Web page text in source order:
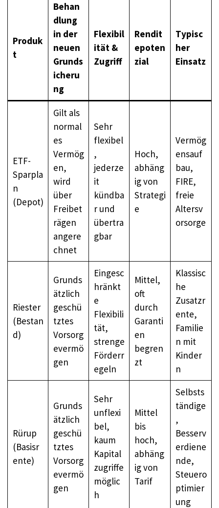
Produk
t
Behan
dlung
in der
neuen
Grunds
icheru
ng
Flexibil
ität &
Zugriff
Rendit
epoten
zial
Typisc
her
Einsatz
ETF-
Sparpla
n
(Depot)
Gilt als
normal
es
Vermög
en,
wird
über
Freibet
rägen
angere
chnet
Sehr
flexibel
,
jederze
it
kündba
r und
übertra
gbar
Hoch,
abhäng
ig von
Strategi
e
Vermög
ensauf
bau,
FIRE,
freie
Altersv
orsorge
Riester
(Bestan
d)
Grunds
ätzlich
geschü
tztes
Vorsorg
evermö
gen
Eingesc
hränkt
e
Flexibili
tät,
strenge
Förderr
egeln
Mittel,
oft
durch
Garanti
en
begren
zt
Klassisc
he
Zusatzr
ente,
Familie
n mit
Kinder
n
Rürup
(Basisr
ente)
Grunds
ätzlich
geschü
tztes
Vorsorg
evermö
gen
Sehr
unflexi
bel,
kaum
Kapital
zugriffe
möglic
h
Mittel
bis
hoch,
abhäng
ig von
Tarif
Selbsts
tändige
,
Besserv
erdiene
nde,
Steuero
ptimier
ung